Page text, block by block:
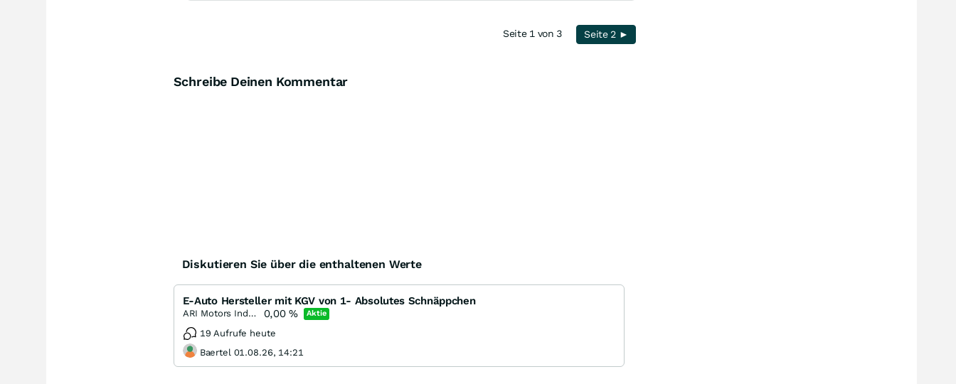
Seite 1 von 3 Seite 2 ►
Schreibe Deinen Kommentar
Diskutieren Sie über die enthaltenen Werte
E-Auto Hersteller mit KGV von 1- Absolutes Schnäppchen
ARI Motors Industries 0,00% Aktie
19 Aufrufe heute
Baertel 01.08.26, 14:21